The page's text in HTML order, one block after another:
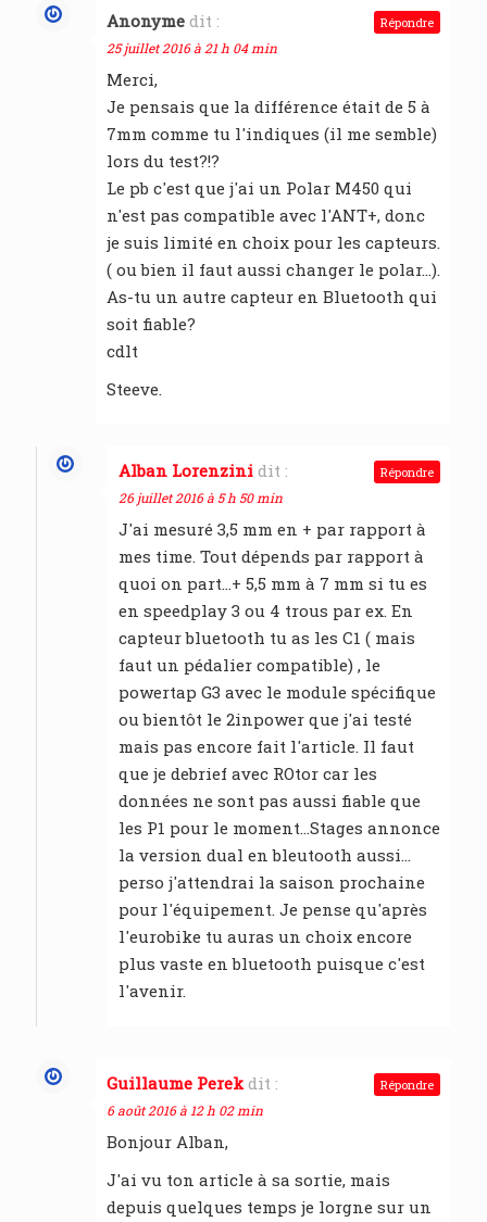
Anonyme dit :
25 juillet 2016 à 21 h 04 min
Merci,
Je pensais que la différence était de 5 à
7mm comme tu l'indiques (il me semble)
lors du test?!?
Le pb c'est que j'ai un Polar M450 qui
n'est pas compatible avec l'ANT+, donc
je suis limité en choix pour les capteurs.
( ou bien il faut aussi changer le polar…).
As-tu un autre capteur en Bluetooth qui
soit fiable?
cdlt
Steeve.
Répondre
Alban Lorenzini dit :
26 juillet 2016 à 5 h 50 min
J'ai mesuré 3,5 mm en + par rapport à
mes time. Tout dépends par rapport à
quoi on part…+ 5,5 mm à 7 mm si tu es
en speedplay 3 ou 4 trous par ex. En
capteur bluetooth tu as les C1 ( mais
faut un pédalier compatible) , le
powertap G3 avec le module spécifique
ou bientôt le 2inpower que j'ai testé
mais pas encore fait l'article. Il faut
que je debrief avec ROtor car les
données ne sont pas aussi fiable que
les P1 pour le moment…Stages annonce
la version dual en bleutooth aussi…
perso j'attendrai la saison prochaine
pour l'équipement. Je pense qu'après
l'eurobike tu auras un choix encore
plus vaste en bluetooth puisque c'est
l'avenir.
Répondre
Guillaume Perek dit :
6 août 2016 à 12 h 02 min
Bonjour Alban,
J'ai vu ton article à sa sortie, mais
depuis quelques temps je lorgne sur un
Répondre